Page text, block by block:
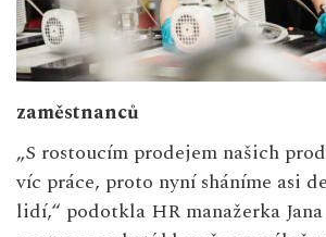
zaměstnanců
„S rostoucím prodejem našich
víc práce, proto nyní sháníme asi
lidí,“ podotkla HR manažerka